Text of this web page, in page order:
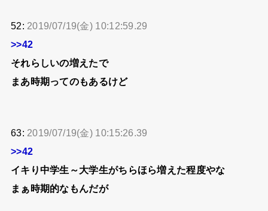
52: 2019/07/19(金) 10:12:59.29
>>42
それらしいの増えたで
まあ時期ってのもあるけど
63: 2019/07/19(金) 10:15:26.39
>>42
イキり中学生～大学生がちらほら増えた程度やな
まぁ時期的なもんだが